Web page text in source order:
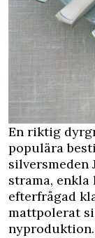
En riktig
populära
silversmeden
strama,
efterfrågad
mattpolerat
nyproduktion.